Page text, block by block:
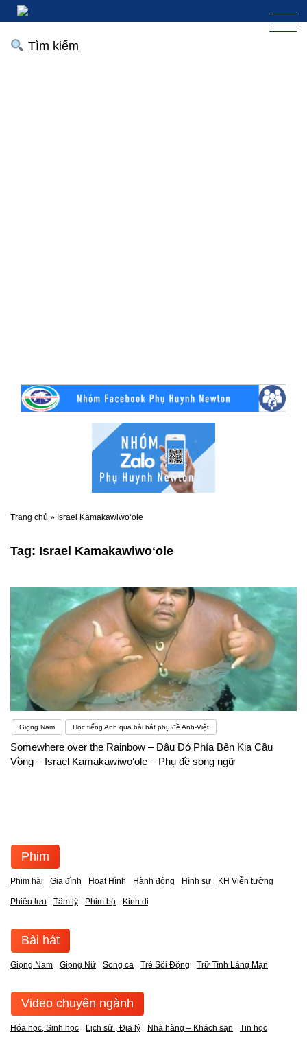
Tìm kiếm
Trang chủ » Israel Kamakawiwoʻole
Tag: Israel Kamakawiwoʻole
Giọng Nam Học tiếng Anh qua bài hát phụ đề Anh-Việt
Somewhere over the Rainbow – Đâu Đó Phía Bên Kia Cầu
Vồng – Israel Kamakawiwoʻole – Phụ đề song ngữ
Phim
Phim hài Gia đình Hoạt Hình Hành động Hình sự KH Viễn tưởng
Phiêu lưu Tâm lý Phim bộ Kinh dị
Bài hát
Giọng Nam Giọng Nữ Song ca Trẻ Sôi Động Trữ Tình Lãng Mạn
Video chuyên ngành
Hóa học, Sinh học Lịch sử , Địa lý Nhà hàng – Khách sạn Tin học